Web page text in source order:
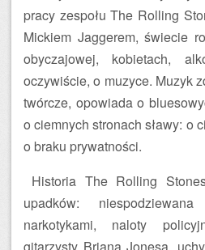
pracy zespołu The Rolling
Mickiem Jaggerem, świecie
obyczajowej, kobietach,
oczywiście, o muzyce. Muzyk
twórcze, opowiada o
o ciemnych stronach sławy: o
o braku prywatności.
Historia The Rolling
upadków:
narkotykami, naloty